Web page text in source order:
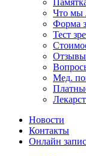
Что мы
Форма
Тест
Отзывы
Мед.
Новости
Контакты
Онлайн